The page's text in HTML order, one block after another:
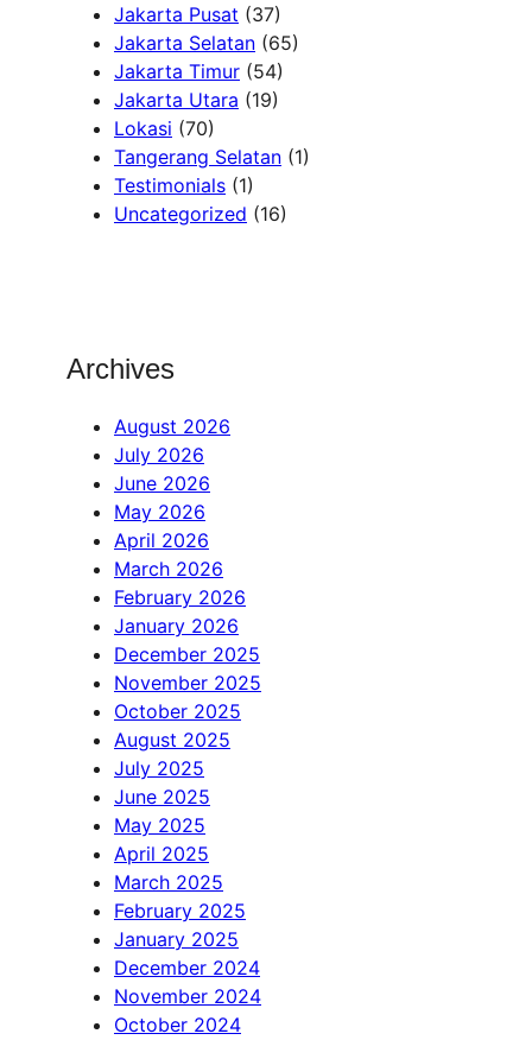
Jakarta Pusat (37)
Jakarta Selatan (65)
Jakarta Timur (54)
Jakarta Utara (19)
Lokasi (70)
Tangerang Selatan (1)
Testimonials (1)
Uncategorized (16)
Archives
August 2026
July 2026
June 2026
May 2026
April 2026
March 2026
February 2026
January 2026
December 2025
November 2025
October 2025
August 2025
July 2025
June 2025
May 2025
April 2025
March 2025
February 2025
January 2025
December 2024
November 2024
October 2024